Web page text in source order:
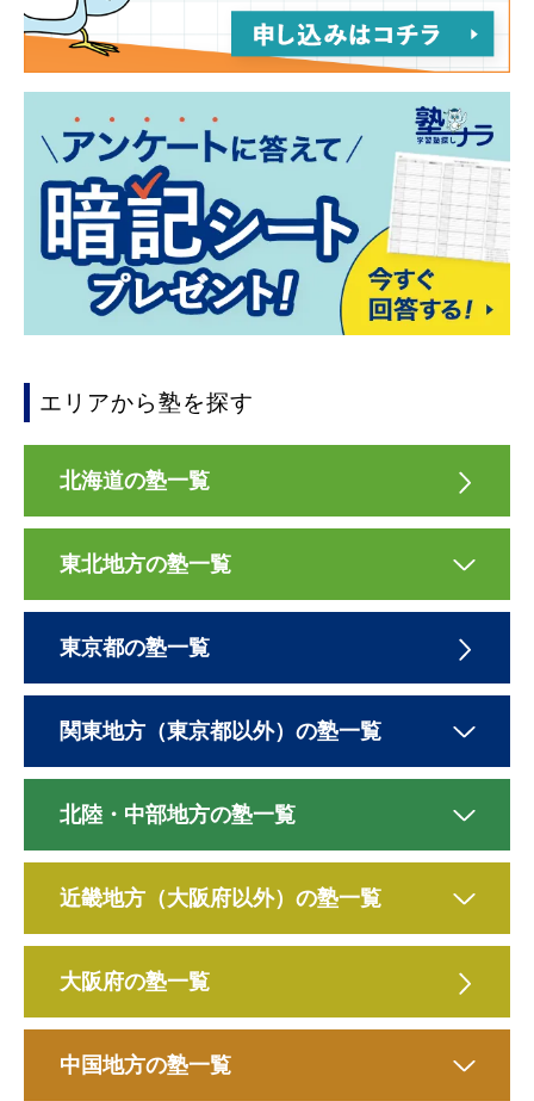
エリアから塾を探す
北海道の塾一覧
東北地方の塾一覧
東京都の塾一覧
関東地方（東京都以外）の塾一覧
北陸・中部地方の塾一覧
近畿地方（大阪府以外）の塾一覧
大阪府の塾一覧
中国地方の塾一覧